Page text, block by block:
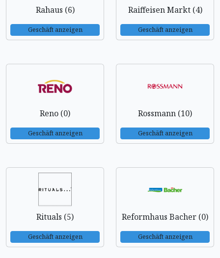
Rahaus (6)
Geschäft anzeigen
Raiffeisen Markt (4)
Geschäft anzeigen
Reno (0)
Geschäft anzeigen
Rossmann (10)
Geschäft anzeigen
Rituals (5)
Geschäft anzeigen
Reformhaus Bacher (0)
Geschäft anzeigen